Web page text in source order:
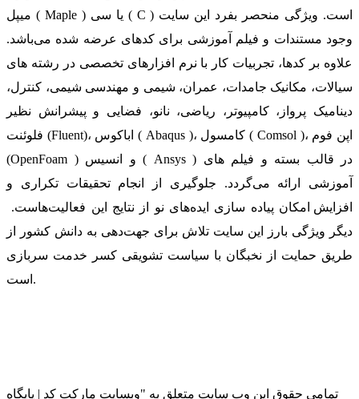
میپل ( Maple ) یا سی ( C ) است. ویژگی منحصر بفرد این سایت
وجود مستندات و فیلم آموزشی برای کدهای عرضه شده می‌باشد.
علاوه بر کدها، تجربیات کار با نرم افزارهای تخصصی در رشته های
سیالات، مکانیک جامدات، عمران، شیمی و مهندسی شیمی، کنترل،
دینامیک پرواز، کامپیوتر، ریاضی، نانو، فضایی و پیشرانش نظیر
فلوئنت (Fluent)، اباکوس ( Abaqus )، کامسول ( Comsol )، اپن فوم
(OpenFoam ) و انسیس ( Ansys ) در قالب بسته‌ و فیلم های
آموزشی ارائه می‌گردد. جلوگیری از انجام تحقیقات تکراری و
افزایش امکان پیاده سازی ایده‌های نو از نتایج این فعالیت‌هاست.
دیگر ویژگی بارز این سایت تلاش برای جهت‌دهی به دانش کشور از
طریق حمایت از نخبگان با سیاست تشویقی کسر خدمت سربازی
است.
تمامی حقوق این وب سایت متعلق به "وبسایت مارکت کد | پایگاه